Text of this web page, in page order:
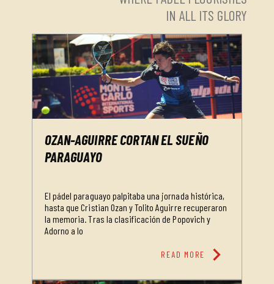
IN ALL ITS GLORY
OZAN-AGUIRRE CORTAN EL SUEÑO
PARAGUAYO
El pádel paraguayo palpitaba una jornada histórica,
hasta que Cristian Ozan y Tolito Aguirre recuperaron
la memoria. Tras la clasificación de Popovich y
Adorno a lo
READ MORE chevron_right